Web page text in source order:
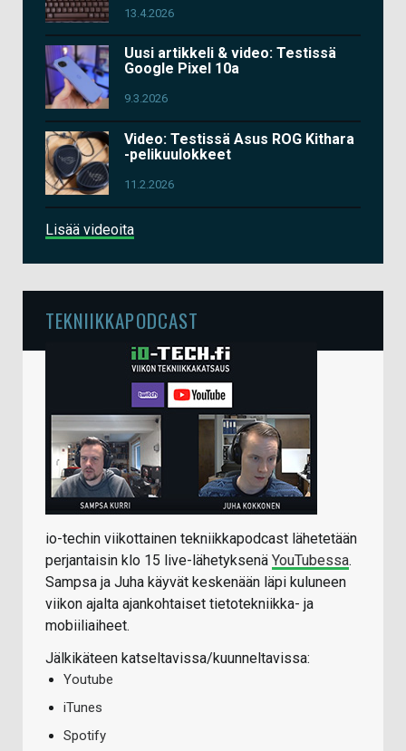
13.4.2026
Uusi artikkeli & video: Testissä
Google Pixel 10a
9.3.2026
Video: Testissä Asus ROG Kithara
-pelikuulokkeet
11.2.2026
Lisää videoita
TEKNIIKKAPODCAST
io-techin viikottainen tekniikkapodcast lähetetään
perjantaisin klo 15 live-lähetyksenä YouTubessa.
Sampsa ja Juha käyvät keskenään läpi kuluneen
viikon ajalta ajankohtaiset tietotekniikka- ja
mobiiliaiheet.
Jälkikäteen katseltavissa/kuunneltavissa:
Youtube
iTunes
Spotify